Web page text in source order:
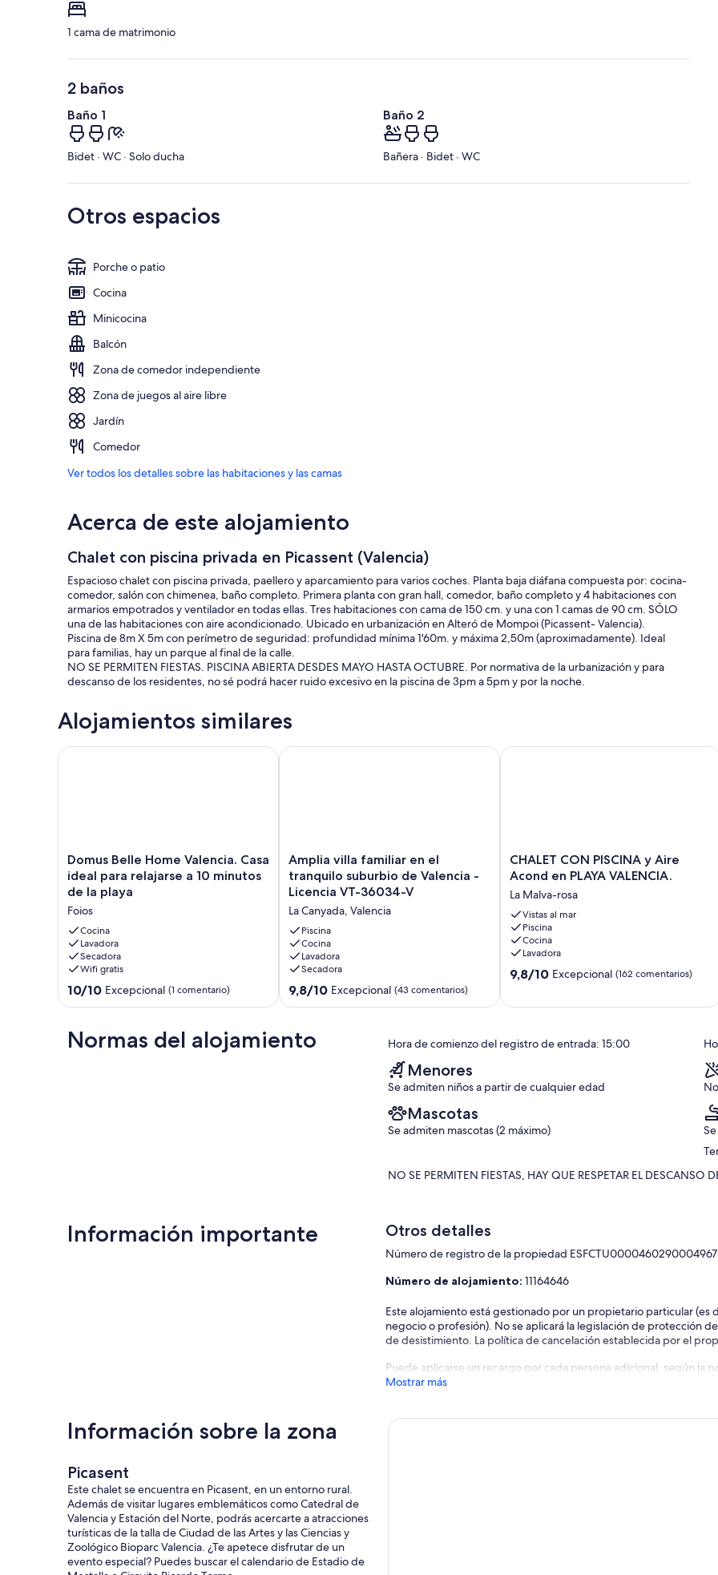
1 cama de matrimonio
2 baños
Baño 1
Bidet · WC · Solo ducha
Baño 2
Bañera · Bidet · WC
Otros espacios
Porche o patio
Cocina
Minicocina
Balcón
Zona de comedor independiente
Zona de juegos al aire libre
Jardín
Comedor
Ver todos los detalles sobre las habitaciones y las camas
Acerca de este alojamiento
Chalet con piscina privada en Picassent (Valencia)
Espacioso chalet con piscina privada, paellero y aparcamiento para varios coches. Planta baja diáfana compuesta por: cocina-
comedor, salón con chimenea, baño completo. Primera planta con gran hall, comedor, baño completo y 4 habitaciones con
armarios empotrados y ventilador en todas ellas. Tres habitaciones con cama de 150 cm. y una con 1 camas de 90 cm. SÓLO
una de las habitaciones con aire acondicionado. Ubicado en urbanización en Alteró de Mompoi (Picassent- Valencia).
Piscina de 8m X 5m con perímetro de seguridad: profundidad mínima 1'60m. y máxima 2,50m (aproximadamente). Ideal
para familias, hay un parque al final de la calle.
NO SE PERMITEN FIESTAS. PISCINA ABIERTA DESDES MAYO HASTA OCTUBRE. Por normativa de la urbanización y para
descanso de los residentes, no sé podrá hacer ruido excesivo en la piscina de 3pm a 5pm y por la noche.
Alojamientos similares
Domus
Belle
Home
Valencia.
Casa
ideal
para
relajarse
a
10
la
playa
Domus Belle Home Valencia. Casa
ideal para relajarse a 10 minutos
de la playa
Foios
Cocina
Lavadora
Secadora
Wifi gratis
10.0
sobre
Excepcional,
(1 comentario)
10/10 Excepcional (1 comentario)
Domus Belle Home Valencia. Casa ideal para relajarse a 10 minutos de la playa
Amplia
villa
familiar
en
el
tranquilo
suburbio
de
Valencia
-
36034-
V
Amplia villa familiar en el
tranquilo suburbio de Valencia -
Licencia VT-36034-V
La Canyada, Valencia
Piscina
Cocina
Lavadora
Secadora
9.8
sobre
Excepcional,
(43 comentarios)
9,8/10 Excepcional (43 comentarios)
Amplia villa familiar en el tranquilo suburbio de Valencia - Licencia VT-
CHALET
CON
y
Aire
Acond
en
PLAYA
VALENCIA.
CHALET CON PISCINA y Aire
Acond en PLAYA VALENCIA.
La Malva-rosa
Vistas al mar
Piscina
Cocina
Lavadora
9.8
9,8/10 Excepcional (162 comentarios)
CHALET CON PISCINA y Aire Acond
Normas del alojamiento Hora de comienzo del registro de entrada: 15:00
Menores
Se admiten niños a partir de cualquier edad
Mascotas
Se admiten mascotas (2 máximo)
NO SE PERMITEN FIESTAS, HAY QUE RESPETAR EL DESCANSO
Información importante Otros detalles
Número de registro de la propiedad
Número de alojamiento:11164646
Este alojamiento está gestionado por un propietario particular
negocio o profesión). No se aplicará la legislación de protección
de desistimiento. La política de cancelación establecida por el
Puede aplicarse un recargo por cada persona adicional, según la
Mostrar más
Información sobre la zona
Picasent
Este chalet se encuentra en Picasent, en un entorno rural.
Además de visitar lugares emblemáticos como Catedral de
Valencia y Estación del Norte, podrás acercarte a atracciones
turísticas de la talla de Ciudad de las Artes y las Ciencias y
Zoológico Bioparc Valencia. ¿Te apetece disfrutar de un
evento especial? Puedes buscar el calendario de Estadio de